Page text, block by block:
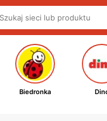
Biedronka